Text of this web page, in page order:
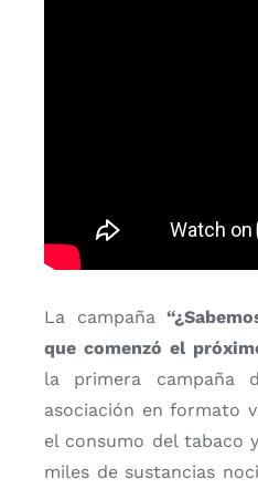
La campaña
que comenzó el
la primera campaña
asociación en formato
el consumo del tabaco
miles de sustancias